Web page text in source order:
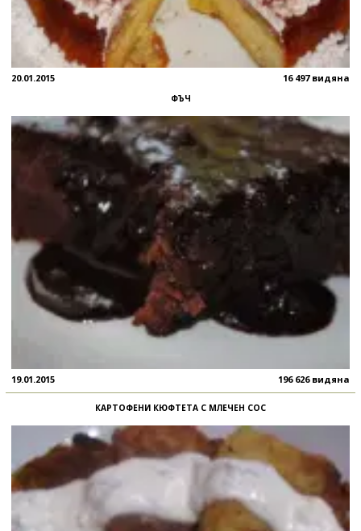
20.01.2015 16 497 видяна
ФЪЧ
19.01.2015 196 626 видяна
КАРТОФЕНИ КЮФТЕТА С МЛЕЧЕН СОС